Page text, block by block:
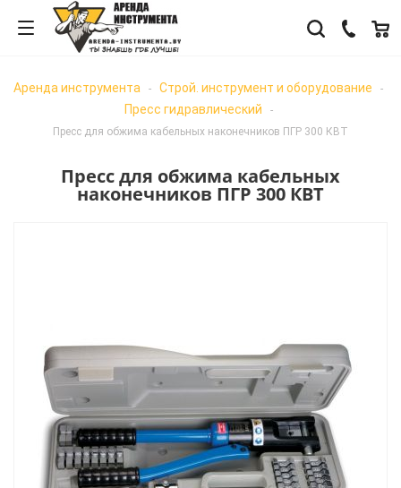
Аренда инструмента - Строй. инструмент и оборудование -
Пресс гидравлический
-
Пресс для обжима кабельных наконечников ПГР 300 КВТ
Пресс для обжима кабельных
наконечников ПГР 300 КВТ